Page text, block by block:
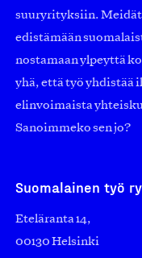
suuryrityksiin. Meidät
edistämään
nostamaan ylpeyttä
yhä, että työ yhdistää
elinvoimaista
Sanoimmeko sen jo?
Suomalainen työ ry
Eteläranta 14,
00130 Helsinki